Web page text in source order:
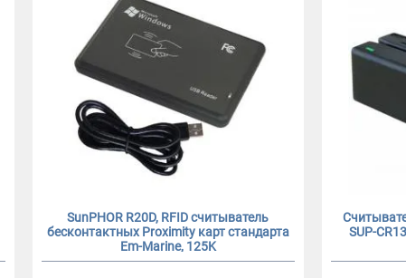
SunPHOR R20D, RFID считыватель
бесконтактных Proximity карт стандарта
Em-Marine, 125K
SUP-